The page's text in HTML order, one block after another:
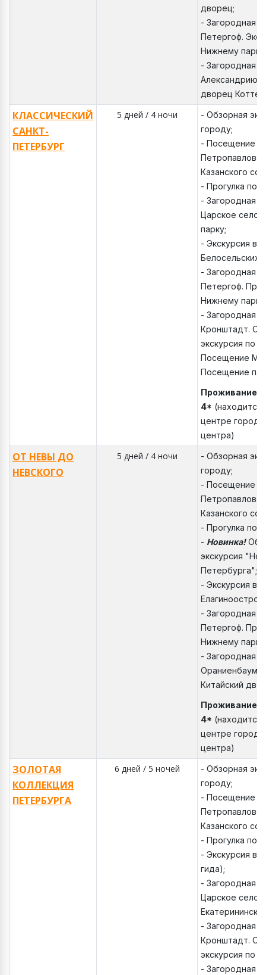
дворец;
- Загородная
Петергоф.
Нижнему парку.
- Загородная
Александрию.
дворец
КЛАССИЧЕСКИЙ
САНКТ-
ПЕТЕРБУРГ
5 дней / 4 ночи
- Обзорная
городу;
- Посещение
Казанского
- Прогулка по
- Загородная
Царское село.
парку;
- Экскурсия в
Белосельских
- Загородная
Петергоф.
Нижнему парку;
- Загородная
Кронштадт.
экскурсия по
Посещение
Посещение
Проживание:
4* (находится
центре
центра)
ОТ НЕВЫ ДО
НЕВСКОГО
5 дней / 4 ночи
- Обзорная
городу;
- Посещение
Казанского
- Прогулка по
- Новинка!
экскурсия
Петербурга";
- Экскурсия в
- Загородная
Петергоф.
Нижнему парку;
- Загородная
Ораниенбаум.
Китайский
Проживание:
4* (находится
центре
центра)
ЗОЛОТАЯ
КОЛЛЕКЦИЯ
ПЕТЕРБУРГА
6 дней / 5 ночей
- Обзорная
городу;
- Посещение
Казанского
- Прогулка по
- Экскурсия в
гида);
- Загородная
Царское село.
- Загородная
Кронштадт.
экскурсия по
- Загородная